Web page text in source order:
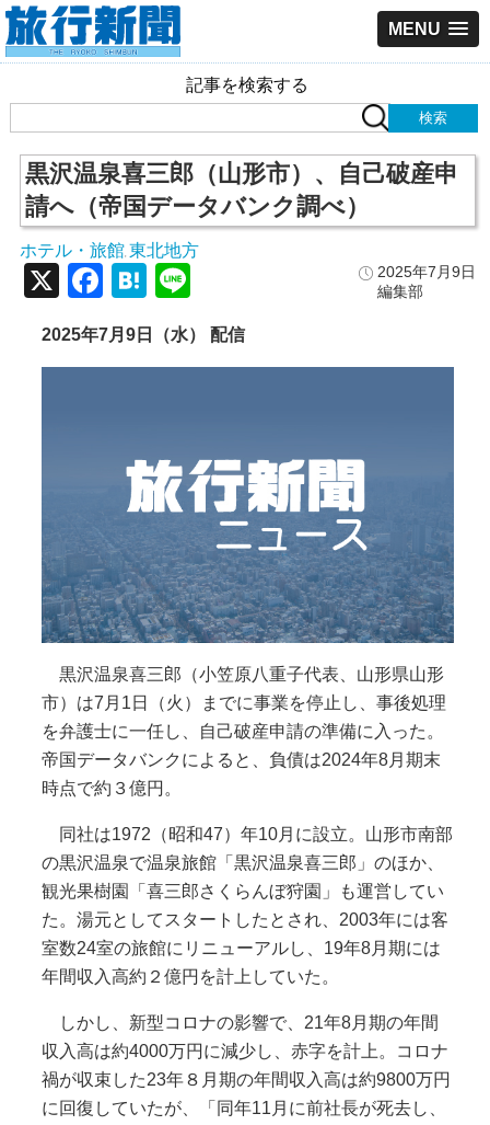
MENU
記事を検索する
黒沢温泉喜三郎（山形市）、自己破産申
請へ（帝国データバンク調べ）
ホテル・旅館 東北地方
2025年7月9日
編集部
X Facebook
Hatena
2025年7月9日（水） 配信
黒沢温泉喜三郎（小笠原八重子代表、山形県山形
市）は7月1日（火）までに事業を停止し、事後処理
を弁護士に一任し、自己破産申請の準備に入った。
帝国データバンクによると、負債は2024年8月期末
時点で約３億円。
同社は1972（昭和47）年10月に設立。山形市南部
の黒沢温泉で温泉旅館「黒沢温泉喜三郎」のほか、
観光果樹園「喜三郎さくらんぼ狩園」も運営してい
た。湯元としてスタートしたとされ、2003年には客
室数24室の旅館にリニューアルし、19年8月期には
年間収入高約２億円を計上していた。
しかし、新型コロナの影響で、21年8月期の年間
収入高は約4000万円に減少し、赤字を計上。コロナ
禍が収束した23年８月期の年間収入高は約9800万円
に回復していたが、「同年11月に前社長が死去し、